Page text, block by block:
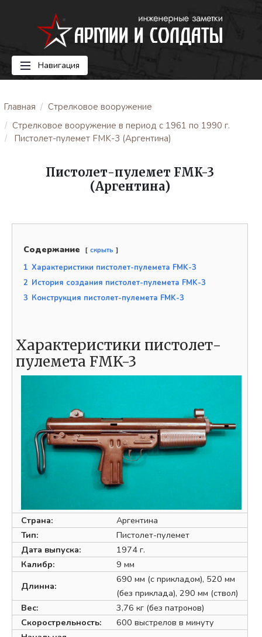
Навигация
Главная
Стрелковое вооружение
Стрелковое вооружение в период с 1961 по 1990 г.
Пистолет-пулемет FMK-3 (Аргентина)
Пистолет-пулемет FMK-3
(Аргентина)
Содержание скрыть
1 Характеристики пистолет-пулемета FMK-3
2 История создания пистолет-пулемета FMK-3
3 Конструкция пистолет-пулемета FMK-3
Характеристики пистолет-
пулемета FMK-3
Страна:
Аргентина
Тип:
Пистолет-пулемет
Дата выпуска:
1974 г.
Калибр:
9 мм
Длинна:
690 мм (с прикладом), 520 мм
(без приклада), 290 мм (ствол)
Вес:
3,76 кг (без патронов)
Скорострельность:
600 выстрелов в минуту